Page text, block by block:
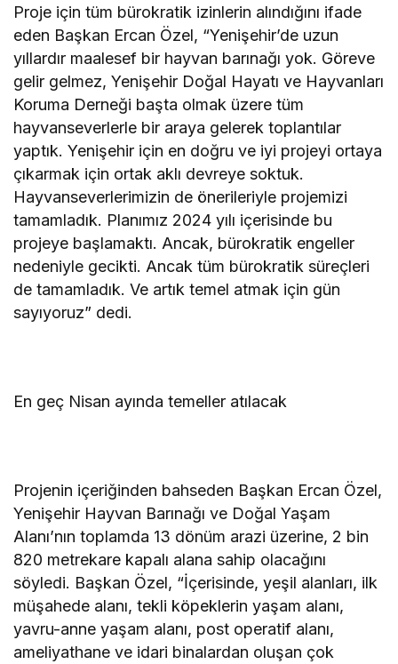
Proje için tüm bürokratik izinlerin alındığını ifade
eden Başkan Ercan Özel, “Yenişehir’de uzun
yıllardır maalesef bir hayvan barınağı yok. Göreve
gelir gelmez, Yenişehir Doğal Hayatı ve Hayvanları
Koruma Derneği başta olmak üzere tüm
hayvanseverlerle bir araya gelerek toplantılar
yaptık. Yenişehir için en doğru ve iyi projeyi ortaya
çıkarmak için ortak aklı devreye soktuk.
Hayvanseverlerimizin de önerileriyle projemizi
tamamladık. Planımız 2024 yılı içerisinde bu
projeye başlamaktı. Ancak, bürokratik engeller
nedeniyle gecikti. Ancak tüm bürokratik süreçleri
de tamamladık. Ve artık temel atmak için gün
sayıyoruz” dedi.
En geç Nisan ayında temeller atılacak
Projenin içeriğinden bahseden Başkan Ercan Özel,
Yenişehir Hayvan Barınağı ve Doğal Yaşam
Alanı’nın toplamda 13 dönüm arazi üzerine, 2 bin
820 metrekare kapalı alana sahip olacağını
söyledi. Başkan Özel, “İçerisinde, yeşil alanları, ilk
müşahede alanı, tekli köpeklerin yaşam alanı,
yavru-anne yaşam alanı, post operatif alanı,
ameliyathane ve idari binalardan oluşan çok